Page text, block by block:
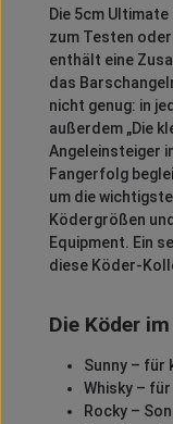
Die 5cm
zum Testen
enthält eine
das
nicht genug: in
außerdem „Die
Angeleinsteiger
Fangerfolg
um die
Ködergrößen
Equipment. Ein
diese Köder-
Die Köder
Sunny – für
Whisky –
Rocky –